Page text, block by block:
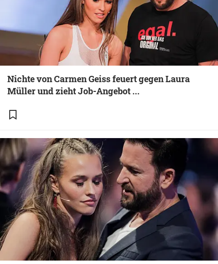
Nichte von Carmen Geiss feuert gegen Laura
Müller und zieht Job-Angebot ...